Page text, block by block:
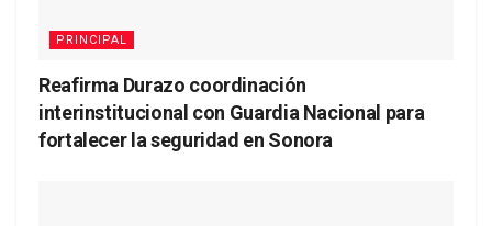
PRINCIPAL
Reafirma Durazo coordinación
interinstitucional con Guardia Nacional para
fortalecer la seguridad en Sonora